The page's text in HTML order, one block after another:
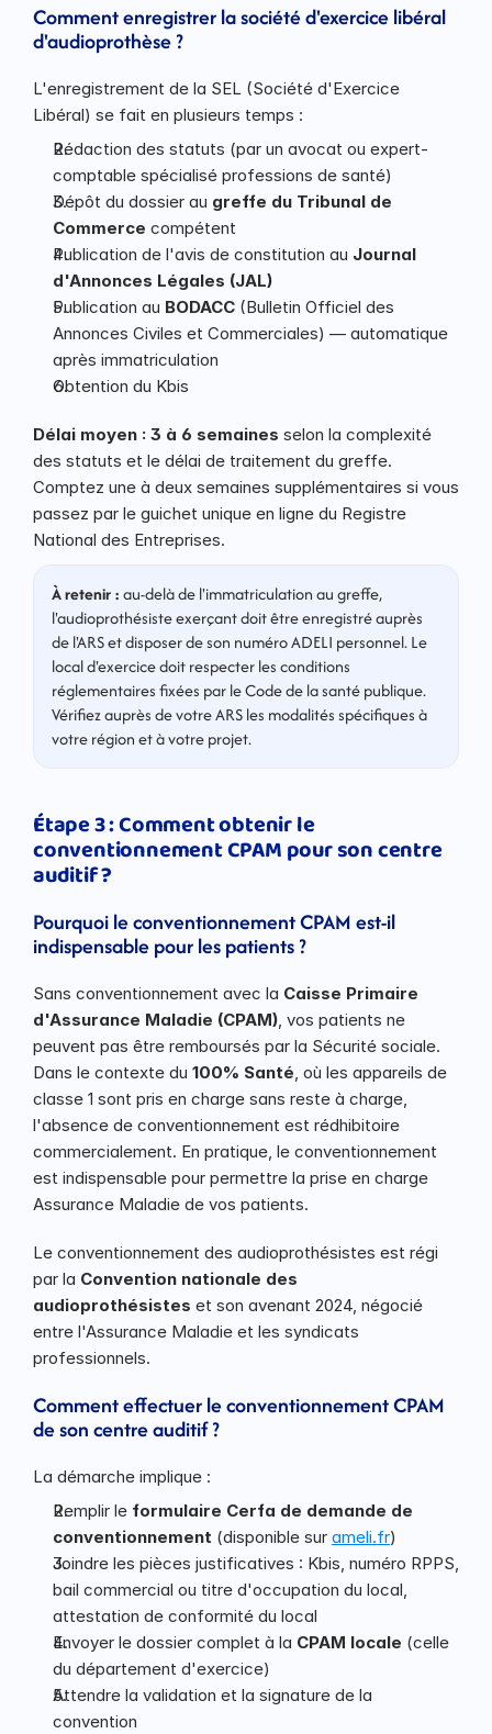
Comment enregistrer la société d'exercice libéral
d'audioprothèse ?
L'enregistrement de la SEL (Société d'Exercice
Libéral) se fait en plusieurs temps :
Rédaction des statuts (par un avocat ou expert-
comptable spécialisé professions de santé)
Dépôt du dossier au greffe du Tribunal de
Commerce compétent
Publication de l'avis de constitution au Journal
d'Annonces Légales (JAL)
Publication au BODACC (Bulletin Officiel des
Annonces Civiles et Commerciales) — automatique
après immatriculation
Obtention du Kbis
Délai moyen : 3 à 6 semaines selon la complexité
des statuts et le délai de traitement du greffe.
Comptez une à deux semaines supplémentaires si vous
passez par le guichet unique en ligne du Registre
National des Entreprises.
À retenir : au-delà de l'immatriculation au greffe,
l'audioprothésiste exerçant doit être enregistré auprès
de l'ARS et disposer de son numéro ADELI personnel. Le
local d'exercice doit respecter les conditions
réglementaires fixées par le Code de la santé publique.
Vérifiez auprès de votre ARS les modalités spécifiques à
votre région et à votre projet.
Étape 3 : Comment obtenir le
conventionnement CPAM pour son centre
auditif ?
Pourquoi le conventionnement CPAM est-il
indispensable pour les patients ?
Sans conventionnement avec la Caisse Primaire
d'Assurance Maladie (CPAM), vos patients ne
peuvent pas être remboursés par la Sécurité sociale.
Dans le contexte du 100% Santé, où les appareils de
classe 1 sont pris en charge sans reste à charge,
l'absence de conventionnement est rédhibitoire
commercialement. En pratique, le conventionnement
est indispensable pour permettre la prise en charge
Assurance Maladie de vos patients.
Le conventionnement des audioprothésistes est régi
par la Convention nationale des
audioprothésistes et son avenant 2024, négocié
entre l'Assurance Maladie et les syndicats
professionnels.
Comment effectuer le conventionnement CPAM
de son centre auditif ?
La démarche implique :
Remplir le formulaire Cerfa de demande de
conventionnement (disponible sur ameli.fr)
Joindre les pièces justificatives : Kbis, numéro RPPS,
bail commercial ou titre d'occupation du local,
attestation de conformité du local
Envoyer le dossier complet à la CPAM locale (celle
du département d'exercice)
Attendre la validation et la signature de la
convention